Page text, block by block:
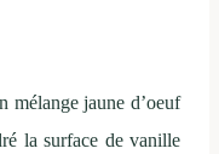
mélange jaune d’oeuf
la surface de vanille